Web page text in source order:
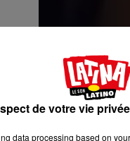
so
de votre vie
data processing based on